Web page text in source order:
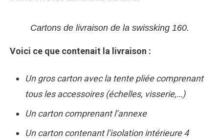
Cartons de livraison de la swissking 160.
Voici ce que contenait la livraison :
Un gros carton avec la tente pliée comprenant
tous les accessoires (échelles, visserie,…)
Un carton comprenant l’annexe
Un carton contenant l’isolation intérieure 4